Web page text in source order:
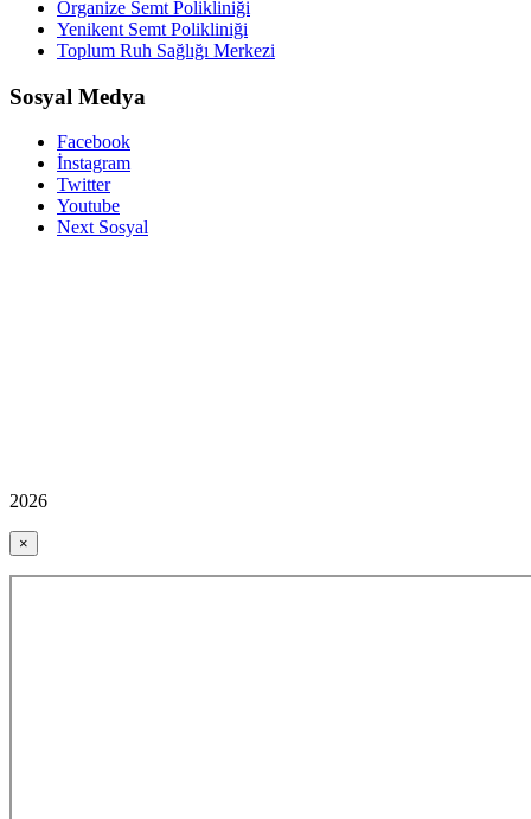
Organize Semt Polikliniği
Yenikent Semt Polikliniği
Toplum Ruh Sağlığı Merkezi
Sosyal Medya
Facebook
İnstagram
Twitter
Youtube
Next Sosyal
2026
×